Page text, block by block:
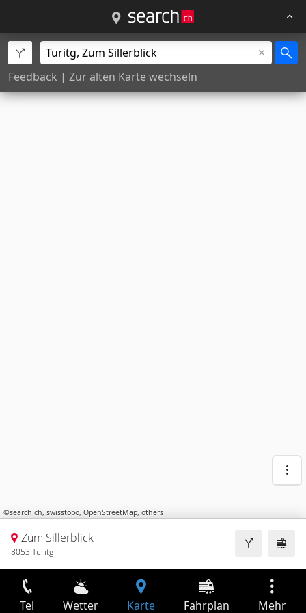
Feedback | Zur alten Karte wechseln
©search.ch, swisstopo, OpenStreetMap, others
Zum Sillerblick
8053 Turitg
Tel Wetter Karte Fahrplan Mehr